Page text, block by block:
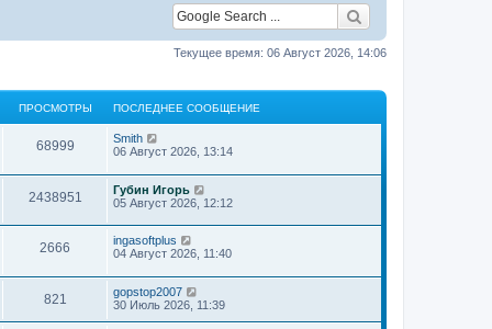
Текущее время: 06 Август 2026, 14:06
ПРОСМОТРЫ ПОСЛЕДНЕЕ СООБЩЕНИЕ
68999П
р
о
с
П
о
л
е
д
е
е
с
о
б
щ
е
Smith
06 Август 2026, 13:14
2438951
р
с
П
о
л
е
д
е
е
с
о
Губин Игорь
05 Август 2026, 12:12
2666
р
П
о
л
е
д
ingasoftplus
04 Август 2026, 11:40
821
П
о
gopstop2007
30 Июль 2026, 11:39